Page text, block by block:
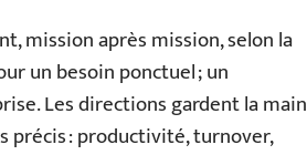
mission après mission, selon la
un besoin ponctuel ; un
Les directions gardent la main
précis : productivité, turnover,